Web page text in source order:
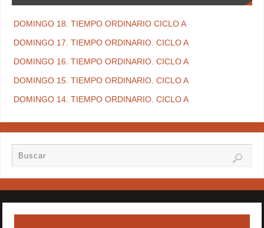
DOMINGO 18. TIEMPO ORDINARIO CICLO A
DOMINGO 17. TIEMPO ORDINARIO. CICLO A
DOMINGO 16. TIEMPO ORDINARIO. CICLO A
DOMINGO 15. TIEMPO ORDINARIO. CICLO A
DOMINGO 14. TIEMPO ORDINARIO. CICLO A